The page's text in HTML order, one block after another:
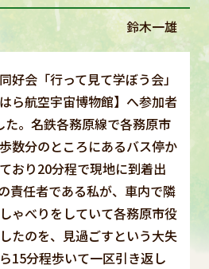
鈴木一雄
好会「行って見て学ぼう会」
ら航空宇宙博物館】へ参加者
た。名鉄各務原線で各務原市
数分のところにあるバス停か
おり20分程で現地に到着出
責任者である私が、車内で隣
ゃべりをしていて各務原市役
たのを、見過ごすという大失
15分程歩いて一区引き返し